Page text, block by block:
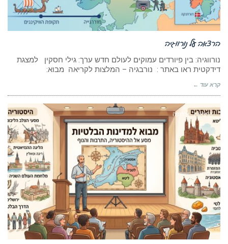
הרצאה על נורווגיה
נורווגיה: בין פיורדים עמוקים לעולם חדש ערך: גילי חסקין למצגת
דידקטית ראו באתר : נורבגיה – המלצות לקריאה מבוא:
קרא עוד ←
הרצאות - אירופה